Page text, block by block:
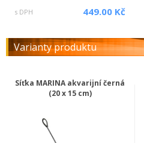
s DPH 449.00 Kč
Varianty produktu
Síťka MARINA akvarijní černá
(20 x 15 cm)